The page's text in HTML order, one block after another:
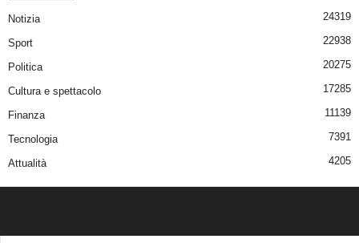
Notizia 24319
Sport 22938
Politica 20275
Cultura e spettacolo 17285
Finanza 11139
Tecnologia 7391
Attualità 4205